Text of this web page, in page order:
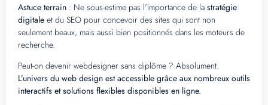
Astuce terrain : Ne sous-estime pas l’importance de la stratégie
digitale et du SEO pour concevoir des sites qui sont non
seulement beaux, mais aussi bien positionnés dans les moteurs de
recherche.
Peut-on devenir webdesigner sans diplôme ? Absolument.
L’univers du web design est accessible grâce aux nombreux outils
interactifs et solutions flexibles disponibles en ligne.